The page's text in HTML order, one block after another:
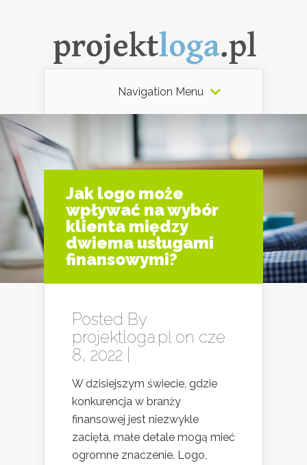
Navigation Menu
Jak logo może
wpływać na wybór
klienta między
dwiema usługami
finansowymi?
Posted By
projektloga.pl on cze
8, 2022 |
W dzisiejszym świecie, gdzie
konkurencja w branży
finansowej jest niezwykle
zacięta, małe detale mogą mieć
ogromne znaczenie. Logo,